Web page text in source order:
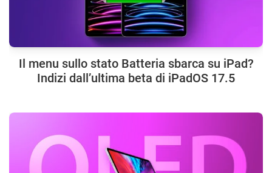
Il menu sullo stato Batteria sbarca su iPad?
Indizi dall’ultima beta di iPadOS 17.5